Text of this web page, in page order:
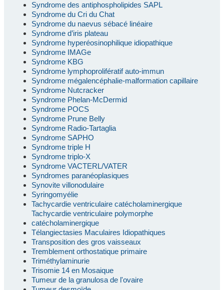
Syndrome des antiphospholipides SAPL
Syndrome du Cri du Chat
Syndrome du naevus sébacé linéaire
Syndrome d’iris plateau
Syndrome hyperéosinophilique idiopathique
Syndrome IMAGe
Syndrome KBG
Syndrome lymphoprolifératif auto-immun
Syndrome mégalencéphalie-malformation capillaire
Syndrome Nutcracker
Syndrome Phelan-McDermid
Syndrome POCS
Syndrome Prune Belly
Syndrome Radio-Tartaglia
Syndrome SAPHO
Syndrome triple H
Syndrome triplo-X
Syndrome VACTERL/VATER
Syndromes paranéoplasiques
Synovite villonodulaire
Syringomyélie
Tachycardie ventriculaire catécholaminergique
Tachycardie ventriculaire polymorphe
catécholaminergique
Télangiectasies Maculaires Idiopathiques
Transposition des gros vaisseaux
Tremblement orthostatique primaire
Triméthylaminurie
Trisomie 14 en Mosaique
Tumeur de la granulosa de l'ovaire